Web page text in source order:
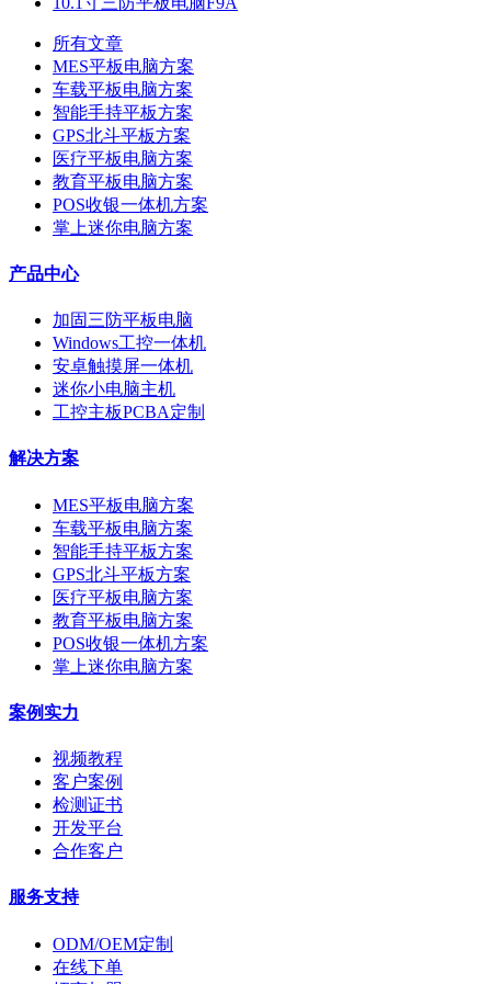
所有文章
MES平板电脑方案
车载平板电脑方案
智能手持平板方案
GPS北斗平板方案
医疗平板电脑方案
教育平板电脑方案
POS收银一体机方案
掌上迷你电脑方案
产品中心
加固三防平板电脑
Windows工控一体机
安卓触摸屏一体机
迷你小电脑主机
工控主板PCBA定制
解决方案
MES平板电脑方案
车载平板电脑方案
智能手持平板方案
GPS北斗平板方案
医疗平板电脑方案
教育平板电脑方案
POS收银一体机方案
掌上迷你电脑方案
案例实力
视频教程
客户案例
检测证书
开发平台
合作客户
服务支持
ODM/OEM定制
在线下单